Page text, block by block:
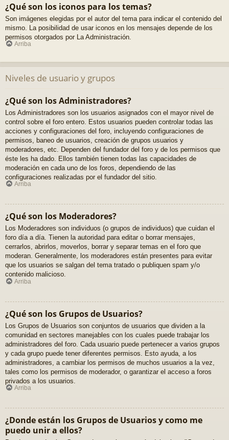
¿Qué son los iconos para los temas?
Son imágenes elegidas por el autor del tema para indicar el contenido del
mismo. La posibilidad de usar iconos en los mensajes depende de los
permisos otorgados por La Administración.
Arriba
Niveles de usuario y grupos
¿Qué son los Administradores?
Los Administradores son los usuarios asignados con el mayor nivel de
control sobre el foro entero. Estos usuarios pueden controlar todas las
acciones y configuraciones del foro, incluyendo configuraciones de
permisos, baneo de usuarios, creación de grupos usuarios y
moderadores, etc. Dependen del fundador del foro y de los permisos que
éste les ha dado. Ellos también tienen todas las capacidades de
moderación en cada uno de los foros, dependiendo de las
configuraciones realizadas por el fundador del sitio.
Arriba
¿Qué son los Moderadores?
Los Moderadores son individuos (o grupos de individuos) que cuidan el
foro día a día. Tienen la autoridad para editar o borrar mensajes,
cerrarlos, abrirlos, moverlos, borrar y separar temas en el foro que
moderan. Generalmente, los moderadores están presentes para evitar
que los usuarios se salgan del tema tratado o publiquen spam y/o
contenido malicioso.
Arriba
¿Qué son los Grupos de Usuarios?
Los Grupos de Usuarios son conjuntos de usuarios que dividen a la
comunidad en sectores manejables con los cuales puede trabajar los
administradores del foro. Cada usuario puede pertenecer a varios grupos
y cada grupo puede tener diferentes permisos. Esto ayuda, a los
administradores, a cambiar los permisos de muchos usuarios a la vez,
tales como los permisos de moderador, o garantizar el acceso a foros
privados a los usuarios.
Arriba
¿Donde están los Grupos de Usuarios y como me
puedo unir a ellos?